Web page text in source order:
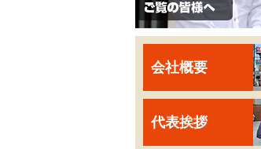
会社概要
代表挨拶